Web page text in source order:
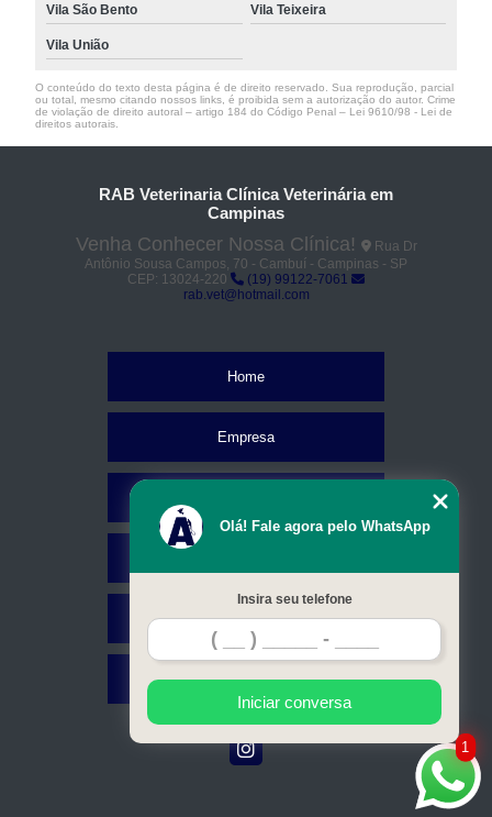
Vila São Bento Vila Teixeira
Vila União
O conteúdo do texto desta página é de direito reservado. Sua reprodução, parcial
ou total, mesmo citando nossos links, é proibida sem a autorização do autor. Crime
de violação de direito autoral – artigo 184 do Código Penal – Lei 9610/98 - Lei de
direitos autorais
RAB Veterinaria Clínica Veterinária em
Campinas
Venha Conhecer Nossa Clínica!
Rua Dr
Antônio Sousa Campos, 70 - Cambuí - Campinas - SP
CEP: 13024-220
(19) 99122-7061
rab.vet@hotmail.com
Home
Empresa
Contato
Mapa do site
1
Olá! Fale agora pelo WhatsApp
Insira seu telefone
Iniciar conversa